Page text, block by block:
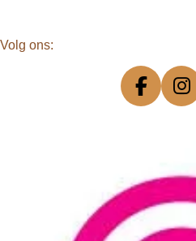
Volg ons:
F
o
o
k
I
a
a